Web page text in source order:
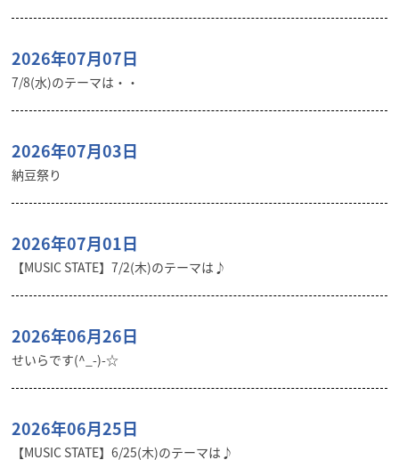
2026年07月07日
7/8(水)のテーマは・・
2026年07月03日
納豆祭り
2026年07月01日
【MUSIC STATE】7/2(木)のテーマは♪
2026年06月26日
せいらです(^_-)-☆
2026年06月25日
【MUSIC STATE】6/25(木)のテーマは♪